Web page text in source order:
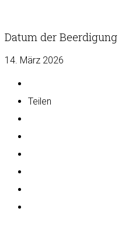
Datum der Beerdigung
14. März 2026
Teilen